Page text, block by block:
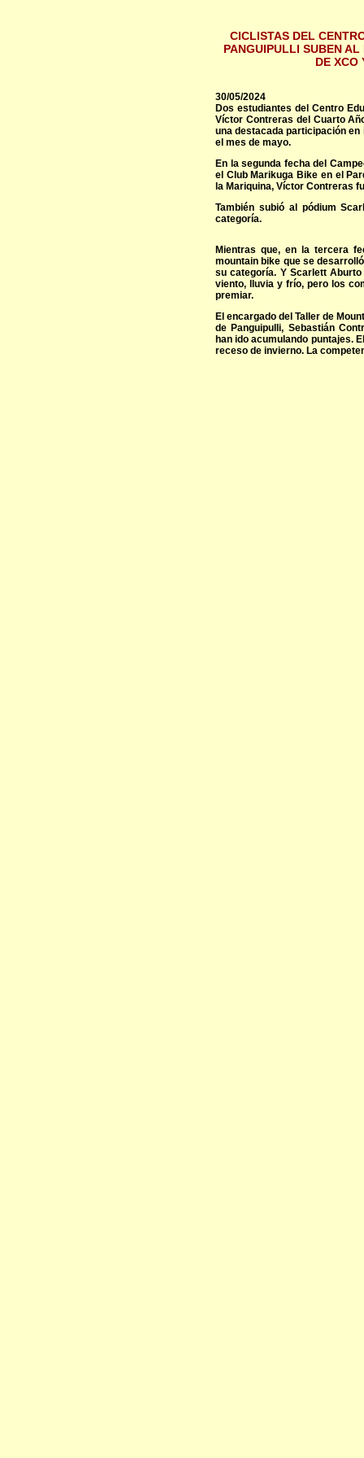
CICLISTAS DEL
PANGUIPULLI SUBEN
DE XCO
30/05/2024
Dos estudiantes del Centro
Víctor Contreras del Cuarto
una destacada participación
el mes de mayo.
En la segunda fecha del
el Club Marikuga Bike en el
la Mariquina, Víctor Contreras
También subió al pódium
categoría.
Mientras que, en la tercera
mountain bike que se
su categoría. Y Scarlett
viento, lluvia y frío, pero los
premiar.
El encargado del Taller de
de Panguipulli, Sebastián
han ido acumulando puntajes.
receso de invierno. La